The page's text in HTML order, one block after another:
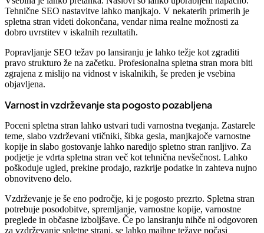
Tehnične SEO nastavitve lahko manjkajo. V nekaterih primerih je
spletna stran videti dokončana, vendar nima realne možnosti za
dobro uvrstitev v iskalnih rezultatih.
Popravljanje SEO težav po lansiranju je lahko težje kot zgraditi
pravo strukturo že na začetku. Profesionalna spletna stran mora biti
zgrajena z mislijo na vidnost v iskalnikih, še preden je vsebina
objavljena.
Varnost in vzdrževanje sta pogosto pozabljena
Poceni spletna stran lahko ustvari tudi varnostna tveganja. Zastarele
teme, slabo vzdrževani vtičniki, šibka gesla, manjkajoče varnostne
kopije in slabo gostovanje lahko naredijo spletno stran ranljivo. Za
podjetje je vdrta spletna stran več kot tehnična nevšečnost. Lahko
poškoduje ugled, prekine prodajo, razkrije podatke in zahteva nujno
obnovitveno delo.
Vzdrževanje je še eno področje, ki je pogosto prezrto. Spletna stran
potrebuje posodobitve, spremljanje, varnostne kopije, varnostne
preglede in občasne izboljšave. Če po lansiranju nihče ni odgovoren
za vzdrževanje spletne strani, se lahko majhne težave počasi